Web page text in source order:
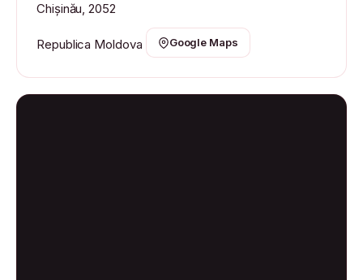
Chișinău, 2052
Republica Moldova Google Maps